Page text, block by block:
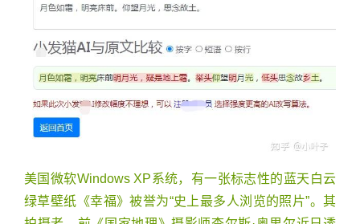
美国微软Windows XP系统，有一张标志性的蓝天白云
绿草壁纸《幸福》被誉为“史上最多人浏览的照片”。其